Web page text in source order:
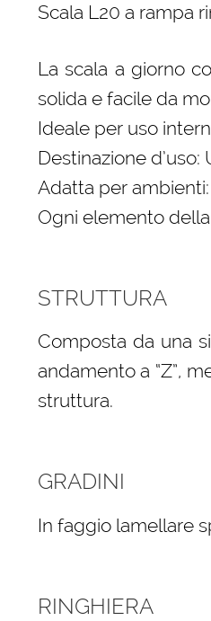
Scala L20 a rampa
La scala a giorno
solida e facile da
Ideale per uso
Destinazione
Adatta per
Ogni elemento
STRUTTURA
Composta da una
andamento a “Z”,
struttura.
GRADINI
In faggio lamellare
RINGHIERA